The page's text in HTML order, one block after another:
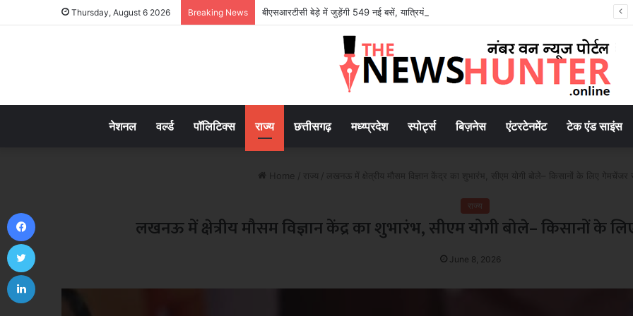
Thursday, August 6 2026 Breaking News बीएसआरटीसी बेड़े में जुड़ेंगी 549 नई बसें, यात्रियों को मिलेगी बेहतर परिवहन सुविधा
नेशनल वर्ल्ड पॉलिटिक्स राज्य छत्तीसगढ़ मध्य्प्रदेश स्पोर्ट्स बिज़नेस एंटरटेनमेंट टेक एंड साइंस
Home / राज्य / लखनऊ में क्षेत्रीय मौसम विज्ञान केंद्र का शुभारंभ, सीएम योगी बोले– किसानों के लिए गेमचेंजर
राज्य
लखनऊ में क्षेत्रीय मौसम विज्ञान केंद्र का शुभारंभ, सीएम योगी बोले– किसानों के
June 8, 2026